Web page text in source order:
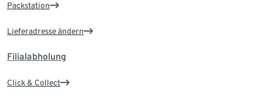
Packstation
Lieferadresse ändern
Filialabholung
Click & Collect